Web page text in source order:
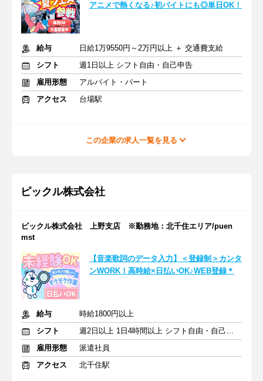
アニメで熱くなる♪初バイトにも◎単日OK！
給与
日給1万9550円～2万円以上 ＋ 交通費支給
シフト
週1日以上 シフト自由・自己申告
雇用形態
アルバイト・パート
アクセス
台場駅
この企業の求人一覧を見る
ピックル株式会社
ピックル株式会社 上野支店 ※勤務地：北千住エリア/puen
mst
【音楽歌詞のデータ入力】＜登録制＞カンタ
ンWORK！高時給×日払いOK♪WEB登録＊
給与
時給1800円以上
シフト
週2日以上 1日4時間以上 シフト自由・自己申告
雇用形態
派遣社員
アクセス
北千住駅